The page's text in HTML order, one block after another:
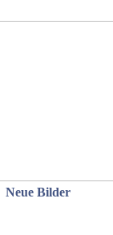
Neue Bilder